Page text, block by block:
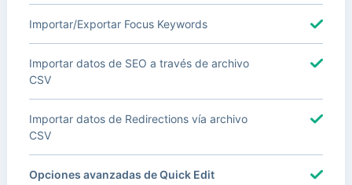
Importar/Exportar Focus Keywords
Importar datos de SEO a través de archivo
CSV
Importar datos de Redirections vía archivo
CSV
Opciones avanzadas de Quick Edit